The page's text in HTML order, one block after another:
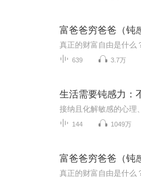
富爸爸穷爸爸（钝
639 3.7万
144 1049万
富爸爸穷爸爸（钝